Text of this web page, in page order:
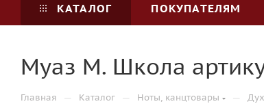
КАТАЛОГ ПОКУПАТЕЛЯМ
Муаз М. Школа
Главная — Каталог — Ноты, канцтовары —